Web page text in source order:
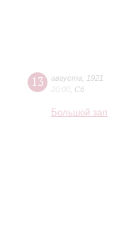
13 августа
1921
20:00 Сб
Большой зал